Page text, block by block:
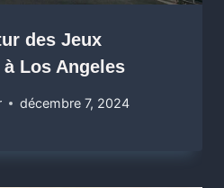
des Jeux
Los Angeles
décembre 7, 2024